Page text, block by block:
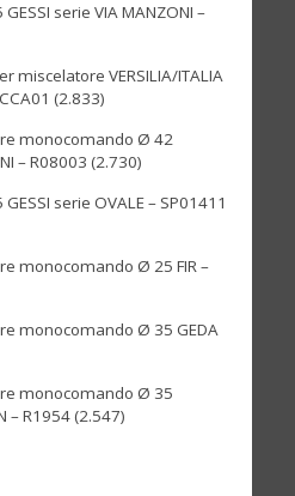
serie VIA MANZONI –
miscelatore VERSILIA/ITALIA
(2.833)
monocomando Ø 42
– R08003 (2.730)
serie OVALE – SP01411
monocomando Ø 25 FIR –
monocomando Ø 35 GEDA
monocomando Ø 35
– R1954(2.547)